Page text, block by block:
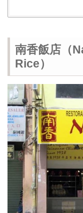
南香飯店（
Rice）